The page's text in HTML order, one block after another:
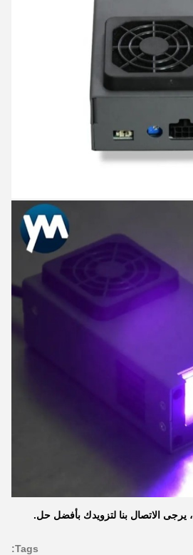
يرجى الاتصال بنا لتزويدك بأفضل حل.
Tags: